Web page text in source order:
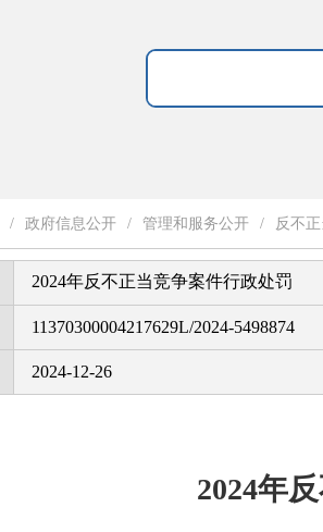
/ 政府信息公开 / 管理和服务公开 / 反不
2024年反不正当竞争案件行政处罚
11370300004217629L/2024-5498874
2024-12-26
2024年